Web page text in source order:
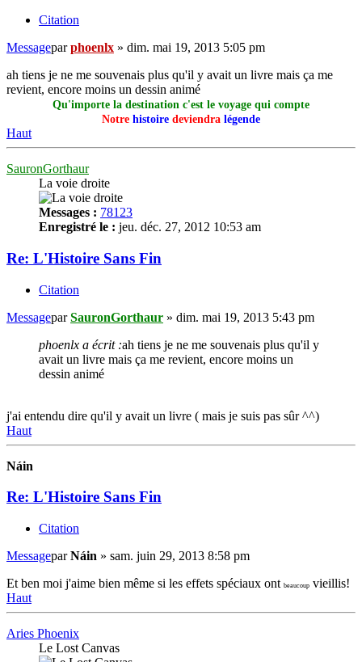
Citation
Messageparphoenlx » dim. mai 19, 2013 5:05 pm
ah tiens je ne me souvenais plus qu'il y avait un livre mais ça me
revient, encore moins un dessin animé
Qu'importe la destination c'est le voyage qui compte
Notre histoire deviendra légende
Haut
SauronGorthaur
La voie droite
Messages : 78123
Enregistré le : jeu. déc. 27, 2012 10:53 am
Re: L'Histoire Sans Fin
Citation
MessageparSauronGorthaur » dim. mai 19, 2013 5:43 pm
phoenlx a écrit :ah tiens je ne me souvenais plus qu'il y
avait un livre mais ça me revient, encore moins un
dessin animé
j'ai entendu dire qu'il y avait un livre ( mais je suis pas sûr ^^)
Haut
Náin
Re: L'Histoire Sans Fin
Citation
MessageparNáin » sam. juin 29, 2013 8:58 pm
Et ben moi j'aime bien même si les effets spéciaux ont beaucoup vieillis!
Haut
Aries Phoenix
Le Lost Canvas